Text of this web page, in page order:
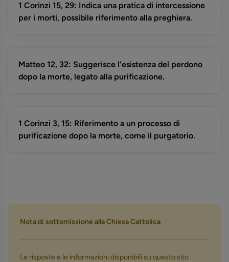
1 Corinzi 15, 29: Indica una pratica di intercessione
per i morti, possibile riferimento alla preghiera.
Matteo 12, 32: Suggerisce l'esistenza del perdono
dopo la morte, legato alla purificazione.
1 Corinzi 3, 15: Riferimento a un processo di
purificazione dopo la morte, come il purgatorio.
Nota di sottomissione alla Chiesa Cattolica
Le risposte e le informazioni disponibili su questo sito